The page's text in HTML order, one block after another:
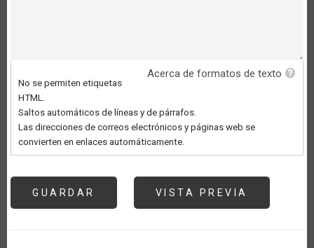
Acerca de formatos de texto
No se permiten etiquetas
HTML.
Saltos automáticos de líneas y de párrafos.
Las direcciones de correos electrónicos y páginas web se
convierten en enlaces automáticamente.